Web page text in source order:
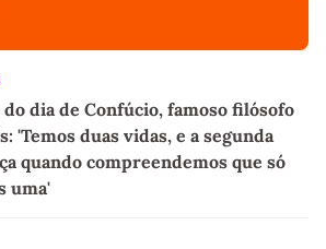
do dia de Confúcio, famoso filósofo
'Temos duas vidas, e a segunda
quando compreendemos que só
uma'